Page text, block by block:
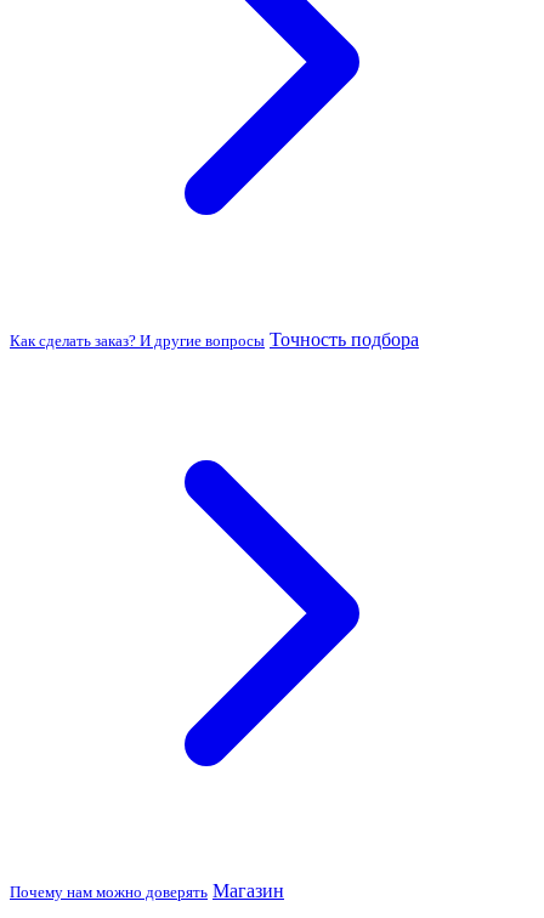
Как сделать заказ? И другие вопросы Точность подбора
Почему нам можно доверять Магазин